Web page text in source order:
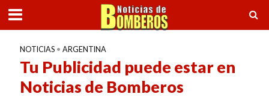
NOTICIAS • ARGENTINA
Tu Publicidad puede estar en
Noticias de Bomberos